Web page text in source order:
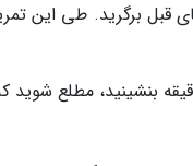
برگرید. طی این
بنشینید، مطلع